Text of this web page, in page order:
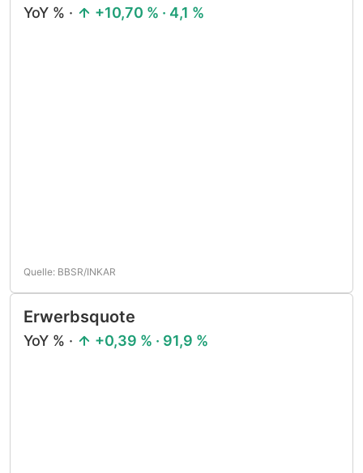
YoY % · +10,70 % · 4,1 %
Quelle: BBSR/INKAR
Erwerbsquote
YoY % · +0,39 % · 91,9 %